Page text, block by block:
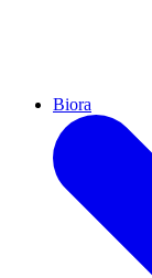
Biora